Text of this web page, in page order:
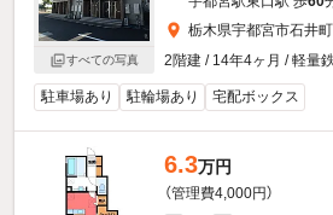
すべての写真
栃木県宇都宮市石井町
2階建 / 14年4ヶ月 / 軽量
駐車場あり 駐輪場あり 宅配ボックス
6.3万円
（管理費4,000円）